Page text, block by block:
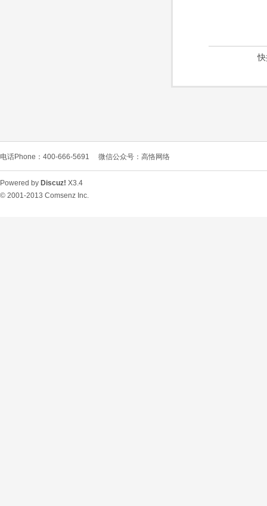
电话Phone：400-666-5691 微信公众号：高恪网络
Powered by Discuz! X3.4
© 2001-2013 Comsenz Inc.